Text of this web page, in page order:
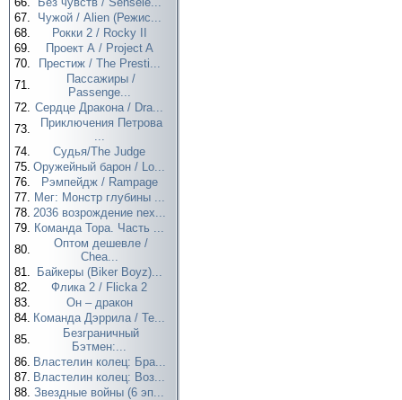
67.
Чужой / Alien (Режис...
68.
Рокки 2 / Rocky II
69.
Проект А / Project A
70.
Престиж / The Presti...
71.
Пассажиры /
Passenge...
72. Сердце Дракона / Dra...
73.
Приключения Петрова
...
74.
Судья/The Judge
75. Оружейный барон / Lo...
76.
Рэмпейдж / Rampage
77. Мег: Монстр глубины ...
78. 2036 возрождение nex...
79. Команда Тора. Часть ...
80.
Оптом дешевле /
Chea...
81.
Байкеры (Biker Boyz)...
82.
Флика 2 / Flicka 2
83.
Он – дракон
84. Команда Дэррила / Te...
85.
Безграничный
Бэтмен:...
86. Властелин колец: Бра...
87. Властелин колец: Воз...
88. Звездные войны (6 эп...